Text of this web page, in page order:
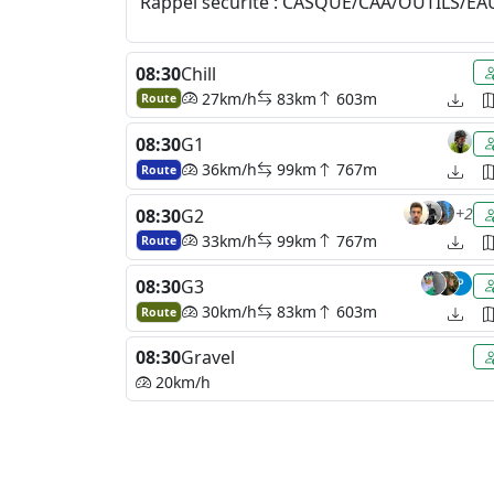
08:30Chill
Route 27km/h 83km 603m
08:30G1
Route 36km/h 99km 767m
08:30G2
Route 33km/h 99km 767m
+2
08:30G3
Route 30km/h 83km 603m
08:30Gravel
20km/h